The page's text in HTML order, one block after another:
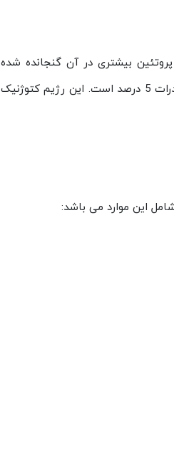
بیشتری در آن گنجانده شده
است. در این نوع رژیم غذایی چربی 60 درصد، پروتئین 35 درصد و کربوهیدرات 5 درصد است. این رژیم کتوژنیک
این موارد می باشد: